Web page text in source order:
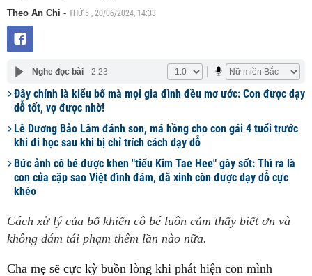
Theo An Chi - THỨ 5 , 20/06/2024, 14:33
Nghe đọc bài 2:23
Đây chính là kiểu bố mà mọi gia đình đều mơ ước: Con được dạy
dỗ tốt, vợ được nhờ!
Lê Dương Bảo Lâm đánh son, má hồng cho con gái 4 tuổi trước
khi đi học sau khi bị chỉ trích cách dạy dỗ
Bức ảnh cô bé được khen "tiểu Kim Tae Hee" gây sốt: Thì ra là
con của cặp sao Việt đình đám, đã xinh còn được dạy dỗ cực
khéo
Cách xử lý của bố khiến cô bé luôn cảm thấy biết ơn và
không dám tái phạm thêm lần nào nữa.
Cha mẹ sẽ cực kỳ buồn lòng khi phát hiện con mình